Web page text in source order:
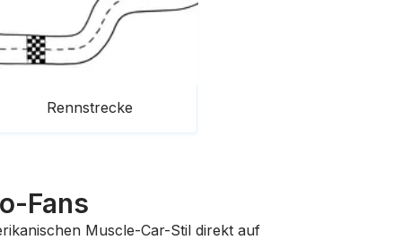
Rennstrecke
Fans
Muscle-Car-Stil direkt auf